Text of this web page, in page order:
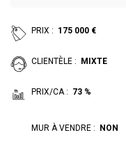
PRIX : 175 000 €
CLIENTÈLE : MIXTE
PRIX/CA : 73 %
MUR À VENDRE : NON